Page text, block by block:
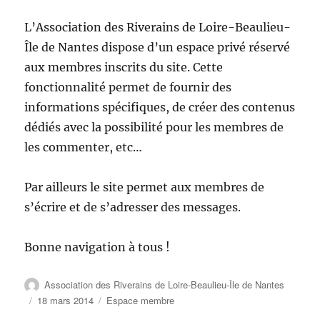
L’Association des Riverains de Loire-Beaulieu-
Île de Nantes dispose d’un espace privé réservé
aux membres inscrits du site. Cette
fonctionnalité permet de fournir des
informations spécifiques, de créer des contenus
dédiés avec la possibilité pour les membres de
les commenter, etc…
Par ailleurs le site permet aux membres de
s’écrire et de s’adresser des messages.
Bonne navigation à tous !
Auteur
Association des Riverains de Loire-Beaulieu-Île de Nantes
Publié
18 mars 2014 Catégories
Espace membre